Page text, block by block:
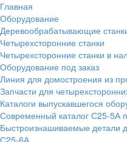
Главная
Оборудование
Деревообрабатывающие
Четырехсторонние станки
Четырехсторонние станки в
Оборудование под заказ
Линия для домостроения из
Запчасти для
Каталоги выпускавшегося
Современный каталог С25-5А
Быстроизнашиваемые детали
С25-6А